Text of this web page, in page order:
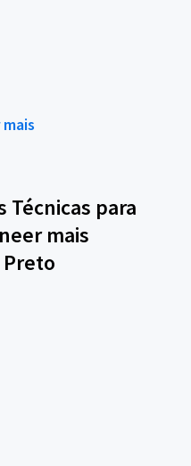
Técnicas para
mais